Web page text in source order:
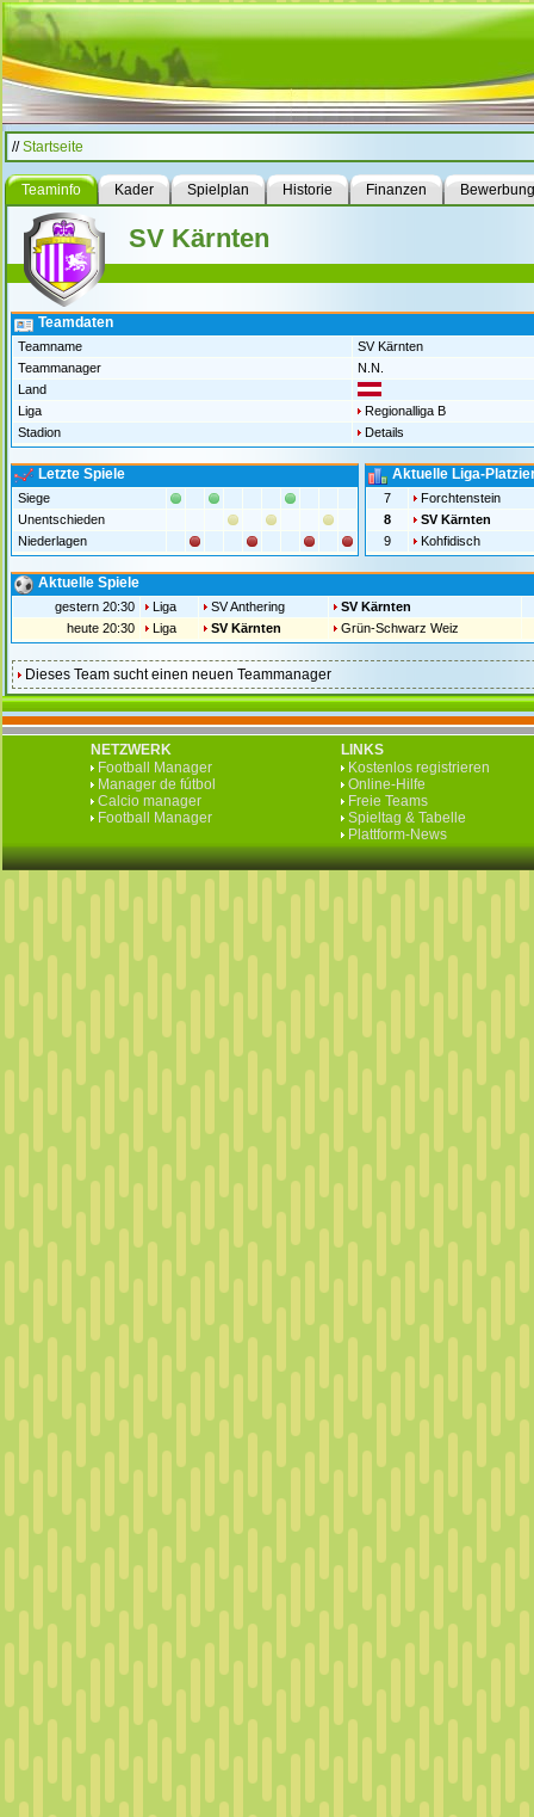
//Startseite
Teaminfo Kader Spielplan Historie Finanzen Bewerbung
SV Kärnten
Teamdaten
Teamname
SV Kärnten
Teammanager
N.N.
Land
Liga
Regionalliga B
Stadion
Details
Letzte Spiele
Siege
Unentschieden
Niederlagen
Aktuelle Liga-
7
Forchtenstein
8
SV Kärnten
9
Kohfidisch
Aktuelle Spiele
gestern 20:30 Liga SV Anthering
SV Kärnten
heute 20:30
Liga SV Kärnten Grün-Schwarz Weiz
Dieses Team sucht einen neuen Teammanager
NETZWERK
Football Manager
Manager de fútbol
Calcio manager
Football Manager
LINKS
Kostenlos registrieren
Online-Hilfe
Freie Teams
Spieltag & Tabelle
Plattform-News